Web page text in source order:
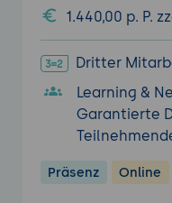
1.440,00 p. P.
Dritter
Learning &
Garantierte
Präsenz Online